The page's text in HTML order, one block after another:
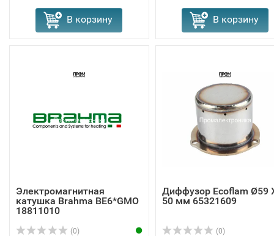
В корзину В корзину
Электромагнитная
катушка Brahma BE6*GMO
18811010
(0)
Диффузор Ecoflam Ø59
50 мм 65321609
(0)